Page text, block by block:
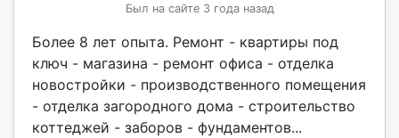
Был на сайте 3 года назад
Более 8 лет опыта. Ремонт - квартиры под
ключ - магазина - ремонт офиса - отделка
новостройки - производственного помещения
- отделка загородного дома - строительство
коттеджей - заборов - фундаментов...